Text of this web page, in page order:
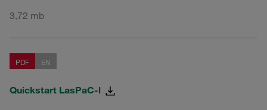
3,72 mb
PDF EN
Quickstart LasPaC-l